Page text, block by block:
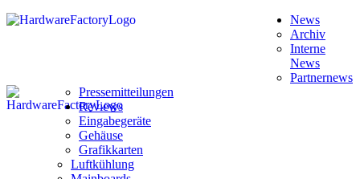
News
Archiv
Interne
News
Partnernews
Pressemitteilungen
Reviews
Eingabegeräte
Gehäuse
Grafikkarten
Luftkühlung